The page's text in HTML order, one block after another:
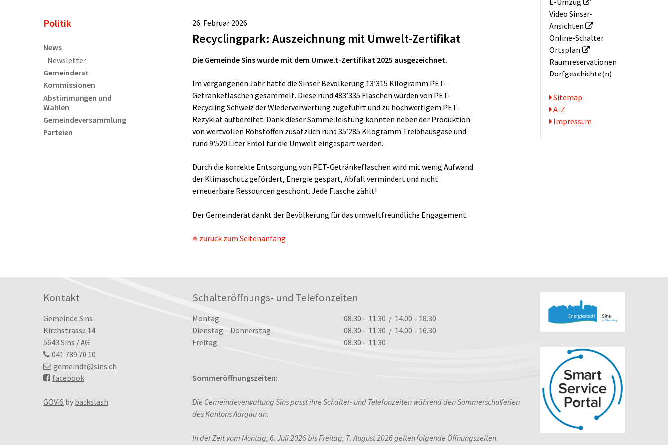
Video Sinser-
Ansichten
Online-Schalter
Ortsplan
Raum­reservationen
Dorfgeschichte(n)
Serviceseiten
Sitemap
A-Z
Impressum
Unternavigation
Politik
News
Newsletter
Gemeinderat
Kommissionen
Abstimmungen und
Wahlen
Gemeindeversammlung
Parteien
26. Februar 2026
Recyclingpark: Auszeichnung mit Umwelt-Zertifikat
Die Gemeinde Sins wurde mit dem Umwelt-Zertifikat 2025 ausgezeichnet.
Im vergangenen Jahr hatte die Sinser Bevölkerung 13’315 Kilogramm PET-
Getränkeflaschen gesammelt. Diese rund 483’335 Flaschen wurden von PET-
Recycling Schweiz der Wiederverwertung zugeführt und zu hochwertigem PET-
Rezyklat aufbereitet. Dank dieser Sammelleistung konnten neben der Produktion
von wertvollen Rohstoffen zusätzlich rund 35’285 Kilogramm Treibhausgase und
rund 9'520 Liter Erdöl für die Umwelt eingespart werden.
Durch die korrekte Entsorgung von PET-Getränkeflaschen wird mit wenig Aufwand
der Klimaschutz gefördert, Energie gespart, Abfall vermindert und nicht
erneuerbare Ressourcen geschont. Jede Flasche zählt!
Der Gemeinderat dankt der Bevölkerung für das umweltfreundliche Engagement.
zurück zum Seitenanfang
Footer
Kontakt
Gemeinde Sins
Kirchstrasse 14
5643 Sins / AG
041 789 70 10
gemeinde@sins.ch
facebook
GOViS by backslash
Schalteröffnungs- und Telefonzeiten
TagÖffnungszeiten
Montag
08.30 – 11.30 / 14.00 – 18.30
Dienstag – Donnerstag
08.30 – 11.30 / 14.00 – 16.30
Freitag
08.30 – 11.30
Sommeröffnungszeiten:
Die Gemeindeverwaltung Sins passt ihre Schalter- und Telefonzeiten während den Sommerschulferien
des Kantons Aargau an.
In der Zeit vom Montag, 6. Juli 2026 bis Freitag, 7. August 2026 gelten folgende Öffnungszeiten: